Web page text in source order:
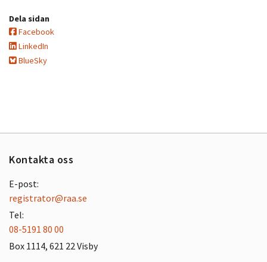
Dela sidan
Facebook
LinkedIn
BlueSky
Kontakta oss
E-post:
registrator@raa.se
Tel:
08-5191 80 00
Box 1114, 621 22 Visby